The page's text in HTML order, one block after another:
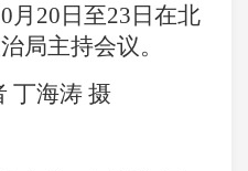
月20日至23日在北
局主持会议。
丁海涛 摄